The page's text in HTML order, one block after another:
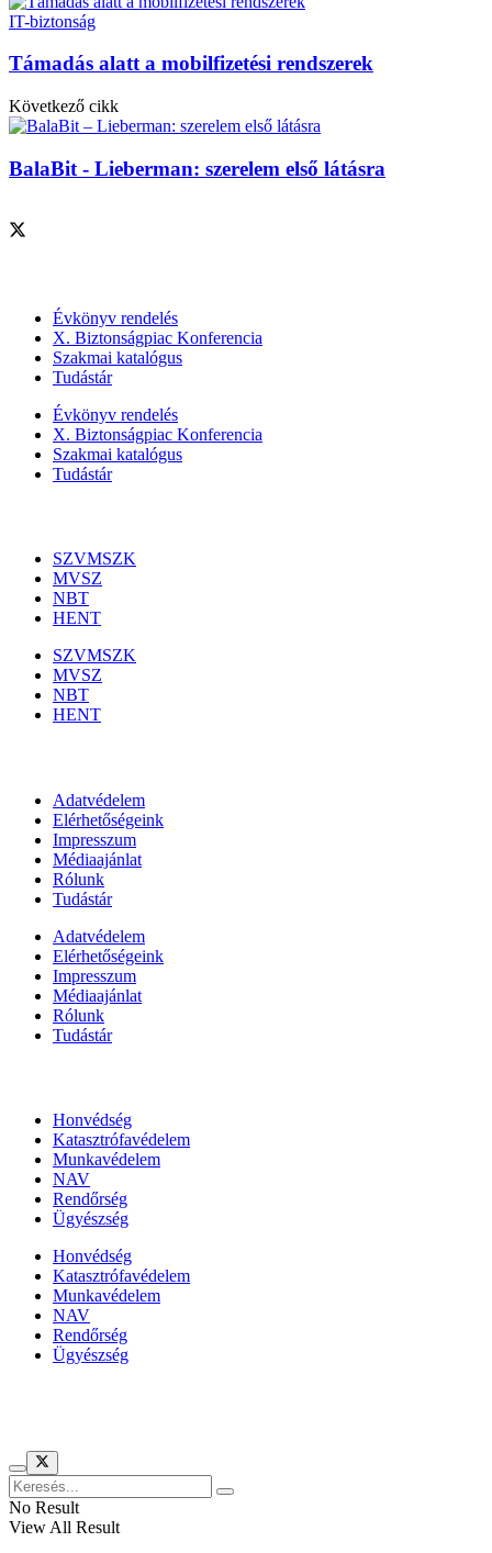
IT-biztonság
Támadás alatt a mobilfizetési rendszerek
Következő cikk
BalaBit - Lieberman: szerelem első látásra
Évkönyv rendelés
X. Biztonságpiac Konferencia
Szakmai katalógus
Tudástár
Évkönyv rendelés
X. Biztonságpiac Konferencia
Szakmai katalógus
Tudástár
SZVMSZK
MVSZ
NBT
HENT
SZVMSZK
MVSZ
NBT
HENT
Adatvédelem
Elérhetőségeink
Impresszum
Médiaajánlat
Rólunk
Tudástár
Adatvédelem
Elérhetőségeink
Impresszum
Médiaajánlat
Rólunk
Tudástár
Honvédség
Katasztrófavédelem
Munkavédelem
NAV
Rendőrség
Ügyészség
Honvédség
Katasztrófavédelem
Munkavédelem
NAV
Rendőrség
Ügyészség
No Result
View All Result